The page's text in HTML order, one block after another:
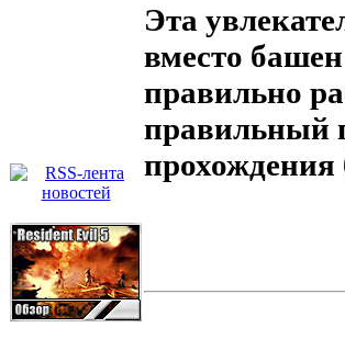
Эта
вместо
правильно
правильный
прохождения